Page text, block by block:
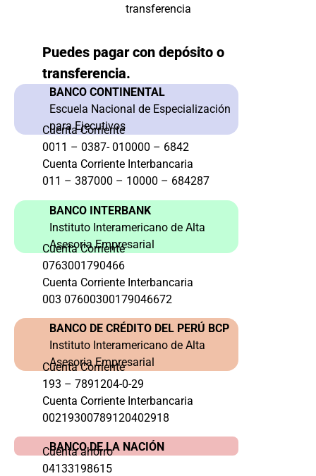
transferencia
Puedes pagar con depósito o
transferencia.
BANCO CONTINENTAL
Escuela Nacional de Especialización
para Ejecutivos
Cuenta Corriente
0011 – 0387- 010000 – 6842
Cuenta Corriente Interbancaria
011 – 387000 – 10000 – 684287
BANCO INTERBANK
Instituto Interamericano de Alta
Asesoria Empresarial
Cuenta Corriente
0763001790466
Cuenta Corriente Interbancaria
003 07600300179046672
BANCO DE CRÉDITO DEL PERÚ BCP
Instituto Interamericano de Alta
Asesoria Empresarial
Cuenta Corriente
193 – 7891204-0-29
Cuenta Corriente Interbancaria
00219300789120402918
BANCO DE LA NACIÓN
Cuenta ahorro
04133198615